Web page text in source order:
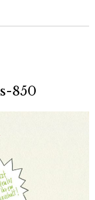
850